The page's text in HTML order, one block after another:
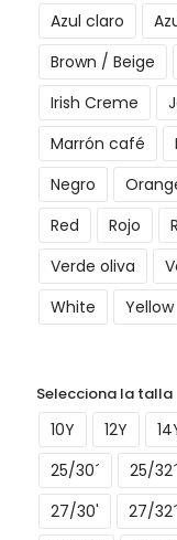
Azul claro
Brown / Beige
Irish Creme
Marrón café
Negro
Red
Rojo
Verde oliva
White
Yellow
Selecciona la talla
10Y 12Y
25/30´
25/32´
27/30'
27/32´